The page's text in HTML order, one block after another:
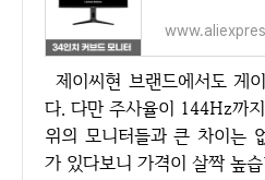
제이씨현 브랜드에서도 게이밍 모니터를 출시했습니
다. 다만 주사율이 144Hz까
위의 모니터들과 큰 차이는
가 있다보니 가격이 살짝 높